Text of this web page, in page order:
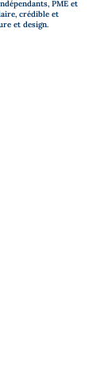
PME et
crédible et
et design.